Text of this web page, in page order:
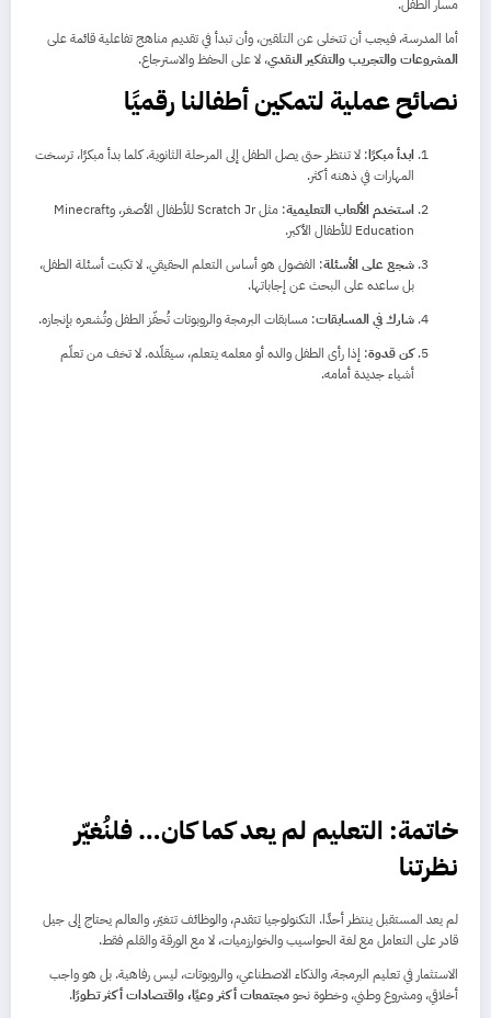
مسار الطفل.
أما المدرسة، فيجب أن تتخلى عن التلقين، وأن تبدأ في تقديم مناهج تفاعلية قائمة على
المشروعات والتجريب والتفكير النقدي، لا على الحفظ والاسترجاع.
نصائح عملية لتمكين أطفالنا رقميًا
ابدأ مبكرًا: لا تنتظر حتى يصل الطفل إلى المرحلة الثانوية. كلما بدأ مبكرًا، ترسخت
المهارات في ذهنه أكثر.
استخدم الألعاب التعليمية
: مثل Scratch Jr للأطفال الأصغر، وMinecraft
Education للأطفال الأكبر.
شجع على الأسئلة: الفضول هو أساس التعلم الحقيقي. لا تكبت أسئلة الطفل،
بل ساعده على البحث عن إجاباتها.
شارك في المسابقات: مسابقات البرمجة والروبوتات تُحفّز الطفل وتُشعره بإنجازه.
كن قدوة: إذا رأى الطفل والده أو معلمه يتعلم، سيقلّده. لا تخف من تعلّم
أشياء جديدة أمامه.
خاتمة: التعليم لم يعد كما كان… فلنُغيّر
نظرتنا
لم يعد المستقبل ينتظر أحدًا. التكنولوجيا تتقدم، والوظائف تتغيّر، والعالم يحتاج إلى جيل
قادر على التعامل مع لغة الحواسيب والخوارزميات، لا مع الورقة والقلم فقط.
الاستثمار في تعليم البرمجة، والذكاء الاصطناعي، والروبوتات، ليس رفاهية. بل هو واجب
أخلاقي، ومشروع وطني، وخطوة نحومجتمعات أكثر وعيًا، واقتصادات أكثر تطورًا.